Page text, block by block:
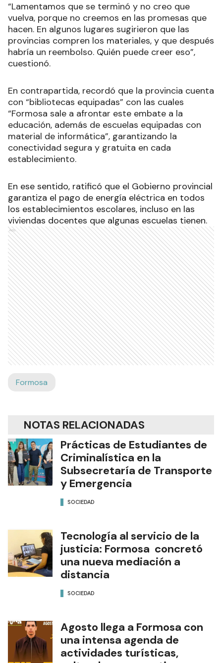
“Lamentamos que se terminó y no creo que
vuelva, porque no creemos en las promesas que
hacen. En algunos lugares sugirieron que las
provincias compren los materiales, y que después
habría un reembolso. Quién puede creer eso”,
cuestionó.
En contrapartida, recordó que la provincia cuenta
con “bibliotecas equipadas” con las cuales
“Formosa sale a afrontar este embate a la
educación, además de escuelas equipadas con
material de informática”, garantizando la
conectividad segura y gratuita en cada
establecimiento.
En ese sentido, ratificó que el Gobierno provincial
garantiza el pago de energía eléctrica en todos
los establecimientos escolares, incluso en las
viviendas docentes que algunas escuelas tienen.
Ads
Formosa
NOTAS RELACIONADAS
Prácticas de Estudiantes de
Criminalística en la
Subsecretaría de Transporte
y Emergencia
SOCIEDAD
Tecnología al servicio de la
justicia: Formosa concretó
una nueva mediación a
distancia
SOCIEDAD
Agosto llega a Formosa con
una intensa agenda de
actividades turísticas,